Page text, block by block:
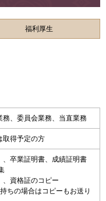
福利厚生
、委員会業務、当直業務
取得予定の方
、卒業証明書、成績証明書
、資格証のコピー
ちの場合はコピーもお送り